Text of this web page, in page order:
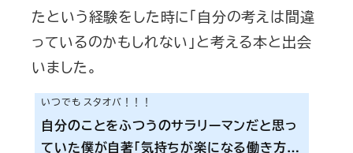
たという経験をした時に「自分の考えは間違
っているのかもしれない」と考える本と出会
いました。
いつでも スタオバ！！！
自分のことをふつうのサラリーマンだと思っ
ていた僕が自著「気持ちが楽になる働き方」